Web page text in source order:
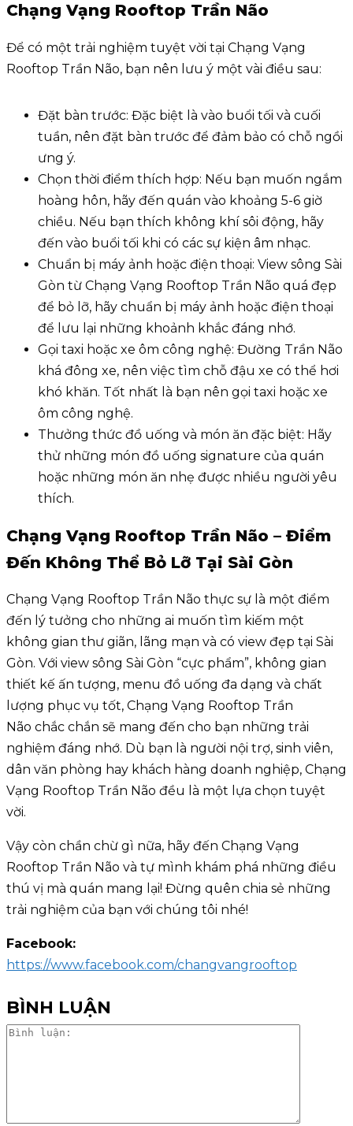
Chạng Vạng Rooftop Trần Não
Để có một trải nghiệm tuyệt vời tại Chạng Vạng
Rooftop Trần Não, bạn nên lưu ý một vài điều sau:
Đặt bàn trước: Đặc biệt là vào buổi tối và cuối
tuần, nên đặt bàn trước để đảm bảo có chỗ ngồi
ưng ý.
Chọn thời điểm thích hợp: Nếu bạn muốn ngắm
hoàng hôn, hãy đến quán vào khoảng 5-6 giờ
chiều. Nếu bạn thích không khí sôi động, hãy
đến vào buổi tối khi có các sự kiện âm nhạc.
Chuẩn bị máy ảnh hoặc điện thoại: View sông Sài
Gòn từ Chạng Vạng Rooftop Trần Não quá đẹp
để bỏ lỡ, hãy chuẩn bị máy ảnh hoặc điện thoại
để lưu lại những khoảnh khắc đáng nhớ.
Gọi taxi hoặc xe ôm công nghệ: Đường Trần Não
khá đông xe, nên việc tìm chỗ đậu xe có thể hơi
khó khăn. Tốt nhất là bạn nên gọi taxi hoặc xe
ôm công nghệ.
Thưởng thức đồ uống và món ăn đặc biệt: Hãy
thử những món đồ uống signature của quán
hoặc những món ăn nhẹ được nhiều người yêu
thích.
Chạng Vạng Rooftop Trần Não – Điểm
Đến Không Thể Bỏ Lỡ Tại Sài Gòn
Chạng Vạng Rooftop Trần Não thực sự là một điểm
đến lý tưởng cho những ai muốn tìm kiếm một
không gian thư giãn, lãng mạn và có view đẹp tại Sài
Gòn. Với view sông Sài Gòn “cực phẩm”, không gian
thiết kế ấn tượng, menu đồ uống đa dạng và chất
lượng phục vụ tốt, Chạng Vạng Rooftop Trần
Não chắc chắn sẽ mang đến cho bạn những trải
nghiệm đáng nhớ. Dù bạn là người nội trợ, sinh viên,
dân văn phòng hay khách hàng doanh nghiệp, Chạng
Vạng Rooftop Trần Não đều là một lựa chọn tuyệt
vời.
Vậy còn chần chừ gì nữa, hãy đến Chạng Vạng
Rooftop Trần Não và tự mình khám phá những điều
thú vị mà quán mang lại! Đừng quên chia sẻ những
trải nghiệm của bạn với chúng tôi nhé!
Facebook:
https://www.facebook.com/changvangrooftop
BÌNH LUẬN